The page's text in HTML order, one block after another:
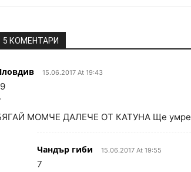
5 КОМЕНТАРИ
15.06.2017 At 19:43
МОМЧЕ ДАЛЕЧЕ ОТ КАТУНА Ще
Чандър гиби 15.06.2017 At 19:55
7